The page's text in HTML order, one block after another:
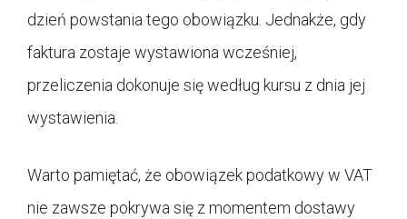
dzień powstania tego obowiązku. Jednakże, gdy
faktura zostaje wystawiona wcześniej,
przeliczenia dokonuje się według kursu z dnia jej
wystawienia.
Warto pamiętać, że obowiązek podatkowy w VAT
nie zawsze pokrywa się z momentem dostawy